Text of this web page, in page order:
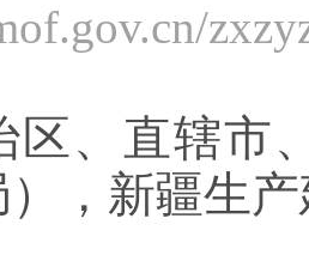
区、直辖市
，新疆生